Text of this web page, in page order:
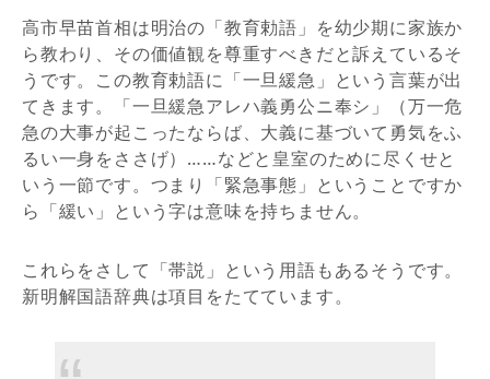
高市早苗首相は明治の「教育勅語」を幼少期に家族か
ら教わり、その価値観を尊重すべきだと訴えているそ
うです。この教育勅語に「一旦緩急」という言葉が出
てきます。「一旦緩急アレハ義勇公ニ奉シ」（万一危
急の大事が起こったならば、大義に基づいて勇気をふ
るい一身をささげ）……などと皇室のために尽くせと
いう一節です。つまり「緊急事態」ということですか
ら「緩い」という字は意味を持ちません。
これらをさして「帯説」という用語もあるそうです。
新明解国語辞典は項目をたてています。